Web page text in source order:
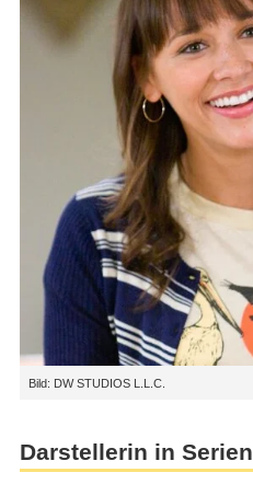
Bild: DW STUDIOS L.L.C.
Darstellerin in Serien